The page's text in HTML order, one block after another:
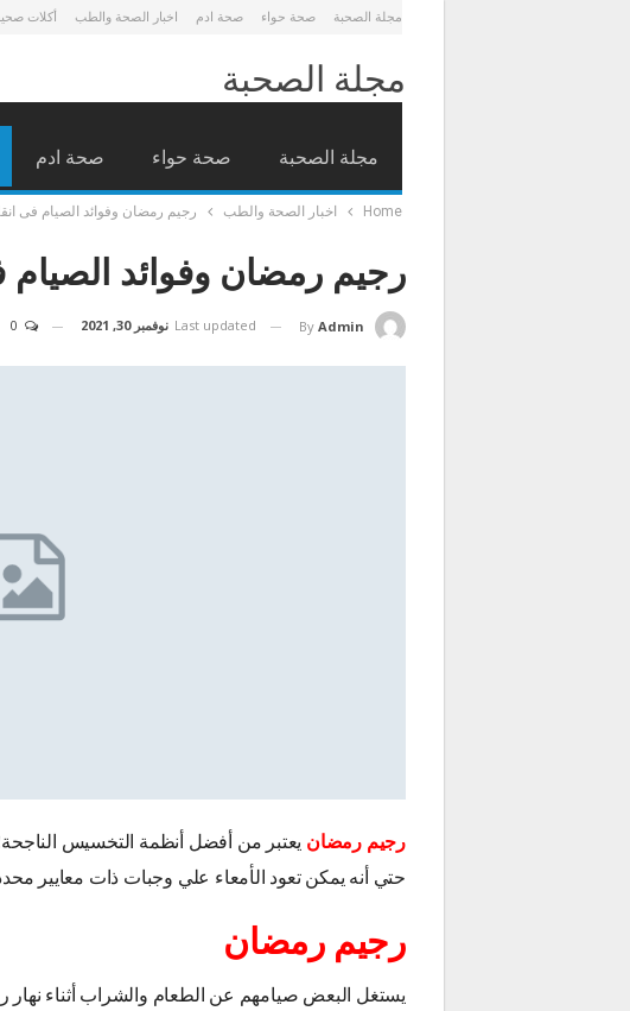
مجلة الصحبة صحة حواء صحة ادم اخبار الصحة والطب أكلات
مجلة الصحبة
مجلة الصحبة صحة حواء صحة ادم
Home اخبار الصحة والطب رجيم رمضان وفوائد الصيام فى
رجيم رمضان وفوائد
By Admin
Last updated نوفمبر 30, 2021
رجيم رمضان يعتبر من أفضل أنظمة التخسيس
حتي أنه يمكن تعود الأمعاء علي وجبات ذات معايير
رجيم رمضان
يستغل البعض صيامهم عن الطعام والشراب أثناء